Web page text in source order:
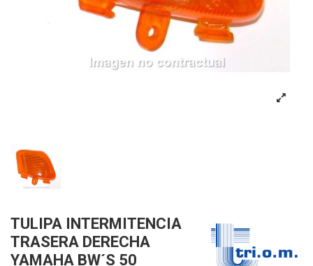
TULIPA INTERMITENCIA
TRASERA DERECHA
YAMAHA BW´S 50